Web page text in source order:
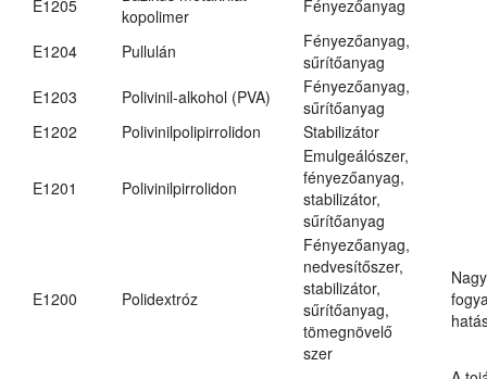
E1205
kopolimer
Fényezőanyag
E1204 Pullulán
Fényezőanyag,
sűrítőanyag
E1203
Polivinil-alkohol (PVA)
Fényezőanyag,
sűrítőanyag
E1202
Polivinilpolipirrolidon Stabilizátor
E1201 Polivinilpirrolidon
Emulgeálószer,
fényezőanyag,
stabilizátor,
sűrítőanyag
E1200 Polidextróz
Fényezőanyag,
nedvesítőszer,
stabilizátor,
sűrítőanyag,
tömegnövelő
szer